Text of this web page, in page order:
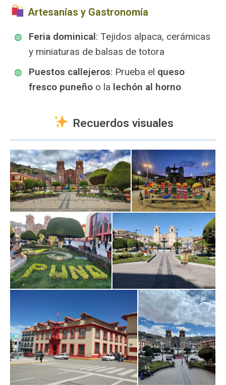
️ Artesanías y Gastronomía
Feria dominical: Tejidos alpaca, cerámicas
y miniaturas de balsas de totora
Puestos callejeros: Prueba el queso
fresco puneño o la lechón al horno
Recuerdos visuales